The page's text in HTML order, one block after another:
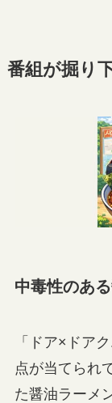
番組が掘り
中毒性のあ
「ドア×ドア
点が当てられ
た醤油ラーメ